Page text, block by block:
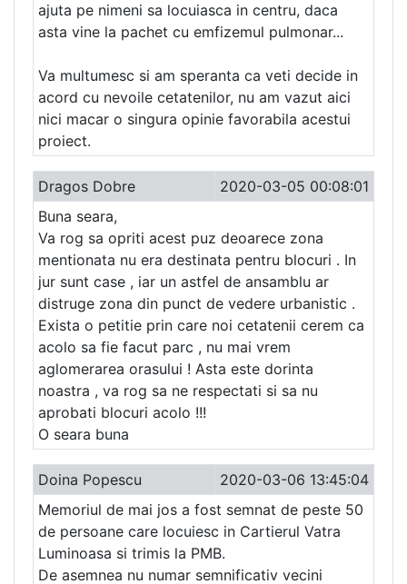
ajuta pe nimeni sa locuiasca in centru, daca
asta vine la pachet cu emfizemul pulmonar...
Va multumesc si am speranta ca veti decide in
acord cu nevoile cetatenilor, nu am vazut aici
nici macar o singura opinie favorabila acestui
proiect.
Dragos Dobre
2020-03-05 00:08:01
Buna seara,
Va rog sa opriti acest puz deoarece zona
mentionata nu era destinata pentru blocuri . In
jur sunt case , iar un astfel de ansamblu ar
distruge zona din punct de vedere urbanistic .
Exista o petitie prin care noi cetatenii cerem ca
acolo sa fie facut parc , nu mai vrem
aglomerarea orasului ! Asta este dorinta
noastra , va rog sa ne respectati si sa nu
aprobati blocuri acolo !!!
O seara buna
Doina Popescu
2020-03-06 13:45:04
Memoriul de mai jos a fost semnat de peste 50
de persoane care locuiesc in Cartierul Vatra
Luminoasa si trimis la PMB.
De asemnea nu numar semnificativ vecini